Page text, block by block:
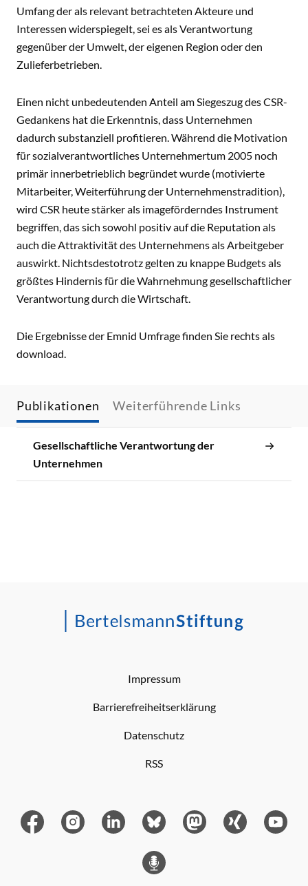
Umfang der als relevant betrachteten Akteure und
Interessen widerspiegelt, sei es als Verantwortung
gegenüber der Umwelt, der eigenen Region oder den
Zulieferbetrieben.
Einen nicht unbedeutenden Anteil am Siegeszug des CSR-
Gedankens hat die Erkenntnis, dass Unternehmen
dadurch substanziell profitieren. Während die Motivation
für sozialverantwortliches Unternehmertum 2005 noch
primär innerbetrieblich begründet wurde (motivierte
Mitarbeiter, Weiterführung der Unternehmenstradition),
wird CSR heute stärker als imageförderndes Instrument
begriffen, das sich sowohl positiv auf die Reputation als
auch die Attraktivität des Unternehmens als Arbeitgeber
auswirkt. Nichtsdestotrotz gelten zu knappe Budgets als
größtes Hindernis für die Wahrnehmung gesellschaftlicher
Verantwortung durch die Wirtschaft.
Die Ergebnisse der Emnid Umfrage finden Sie rechts als
download.
Publikationen Weiterführende Links
Gesellschaftliche Verantwortung der
Unternehmen
Impressum
Barrierefreiheitserklärung
Datenschutz
RSS